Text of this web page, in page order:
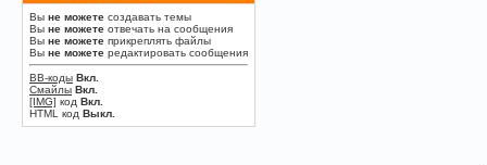
Вы не можете создавать темы
Вы не можете отвечать на сообщения
Вы не можете прикреплять файлы
Вы не можете редактировать сообщения
BB-коды Вкл.
Смайлы Вкл.
[IMG] код Вкл.
HTML код Выкл.